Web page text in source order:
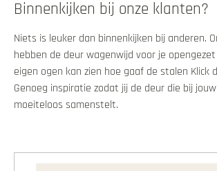
Binnenkijken bij onze klanten?
Niets is leuker dan binnenkijken bij anderen.
hebben de deur wagenwijd voor je
eigen ogen kan zien hoe gaaf de stalen Klick
Genoeg inspiratie zodat jij de deur die bij
moeiteloos samenstelt.